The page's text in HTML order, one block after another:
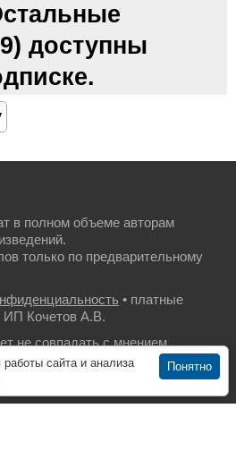
доступны
в полном объеме авторам
только по предварительному
• платные
ИП Кочетов А.В.
не совпадать с мнением
Понятно
сайта и анализа